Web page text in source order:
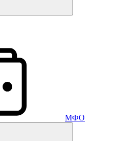
МФО